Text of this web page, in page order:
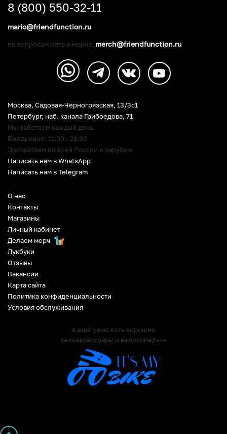
О нас
Контакты
Магазины
Личный кабинет
Делаем мерч
Лукбуки
Отзывы
Вакансии
Карта сайта
Политика конфиденциальности
Условия обслуживания
А ещё у нас есть хорошие
велоаксессуары и велосипеды —
Москва, Садовая-Черногрязская, 13/3c1
Петербург, наб. канала Грибоедова, 71
Мы работаем каждый день
Ежедневно: 11:00 - 21:00
Доставляем по всей России и зарубеж
Написать нам в WhatsApp
Написать нам в Telegram
8 (800) 550-32-11
mario@friendfunction.ru
по вопросам опта и мерча: merch@friendfunction.ru